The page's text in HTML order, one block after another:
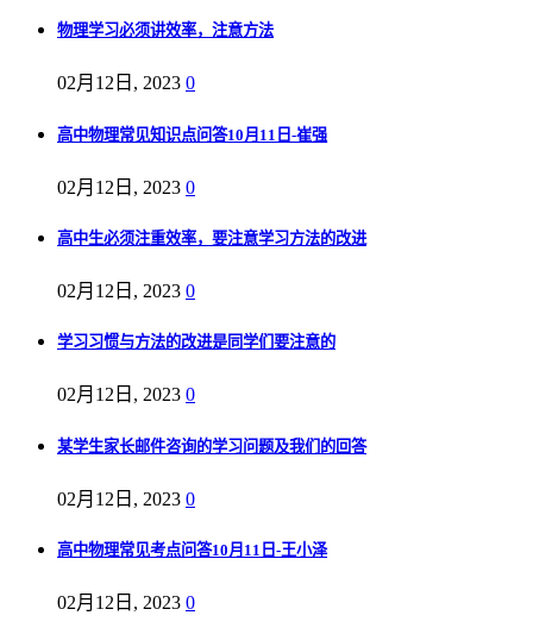
物理学习必须讲效率，注意方法
02月12日, 2023 0
高中物理常见知识点问答10月11日-崔强
02月12日, 2023 0
高中生必须注重效率，要注意学习方法的改进
02月12日, 2023 0
学习习惯与方法的改进是同学们要注意的
02月12日, 2023 0
某学生家长邮件咨询的学习问题及我们的回答
02月12日, 2023 0
高中物理常见考点问答10月11日-王小泽
02月12日, 2023 0